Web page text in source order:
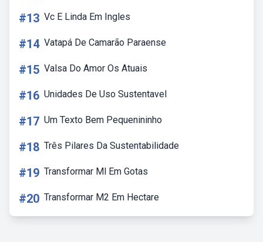
#13 Vc E Linda Em Ingles
#14 Vatapá De Camarão Paraense
#15 Valsa Do Amor Os Atuais
#16 Unidades De Uso Sustentavel
#17 Um Texto Bem Pequenininho
#18 Três Pilares Da Sustentabilidade
#19 Transformar Ml Em Gotas
#20 Transformar M2 Em Hectare